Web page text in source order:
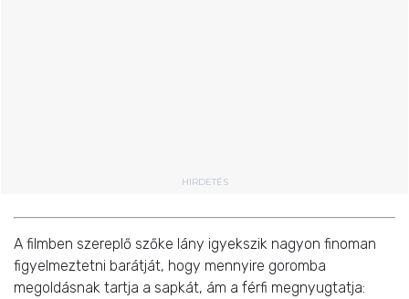
HIRDETÉS
A filmben szereplő szőke lány igyekszik nagyon finoman
figyelmeztetni barátját, hogy mennyire goromba
megoldásnak tartja a sapkát, ám a férfi megnyugtatja: